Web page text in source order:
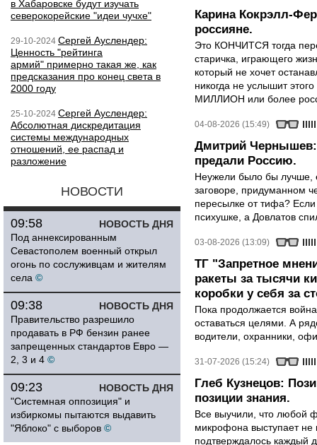
в Хабаровске будут изучать
северокорейские "идеи чучхе"
29-10-2024 Сергей Ауслендер:
Ценность "рейтинга
армий" примерно такая же, как
предсказания про конец света в
2000 году
25-10-2024 Сергей Ауслендер:
Абсолютная дискредитация
системы международных
отношений, ее распад и
разложение
НОВОСТИ
НОВОСТЬ ДНЯ
09:58
Под аннексированным
Севастополем военный открыл
огонь по сослуживцам и жителям
села ©
НОВОСТЬ ДНЯ
09:38
Правительство разрешило
продавать в РФ бензин ранее
запрещенных стандартов Евро —
2, 3 и 4 ©
НОВОСТЬ ДНЯ
09:23
"Системная оппозиция" и
избиркомы пытаются выдавить
"Яблоко" с выборов ©
Карина Кокрэлл-
россияне.
Это КОНЧИТСЯ тогда
старичка, играющего
который не хочет
никогда не услышит
МИЛЛИОН или более
04-08-2026 (15:49)
Дмитрий Чернышев:
предали Россию.
Неужели было бы лучше,
заговоре, придуманном
пересылке от тифа?
психушке, а Довлатов
03-08-2026 (13:09)
ТГ "Запретное
ракеты за тысячи
коробки у себя за
Пока продолжается
оставаться целями. А
водители, охранники,
31-07-2026 (15:24)
Глеб Кузнецов:
позиции знания.
Все выучили, что любой
микрофона выступает не
подтверждалось каждый